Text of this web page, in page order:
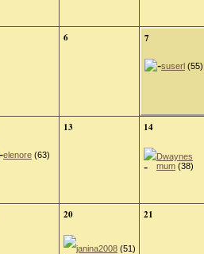
6 7
suserl (55)
elenore (63)
13 14
Dwaynes
mum (38)
20
janina2008 (51)
21